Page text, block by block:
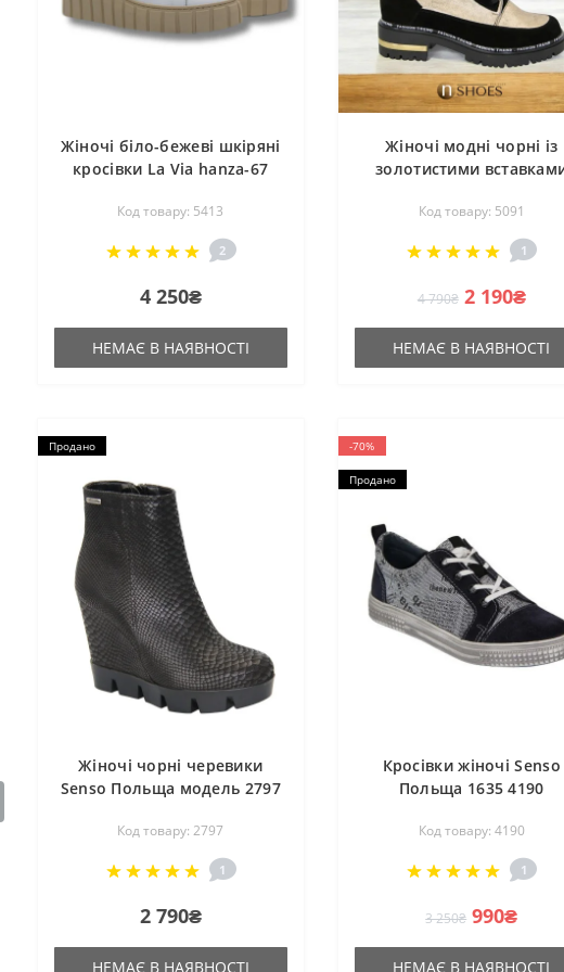
Жіночі біло-бежеві шкіряні
кросівки La Via hanza-67
5413
Код товару: 5413
2
4 250₴
НЕМАЄ В НАЯВНОСТІ
Жіночі модні чорні із
золотистими
Via 91013-1999-kalina-5
з натуральної шкіри 36
розмір зі знижкою від
Код товару: 5091
1
4 790₴ 2 190₴
НЕМАЄ В НАЯВНОСТІ
Продано
Жіночі чорні черевики
Senso Польща модель 2797
Код товару: 2797
1
2 790₴
НЕМАЄ В НАЯВНОСТІ
-70%
Продано
Кросівки жіночі Senso
Польща 1635 4190
Код товару: 4190
1
3 250₴ 990₴
НЕМАЄ В НАЯВНОСТІ